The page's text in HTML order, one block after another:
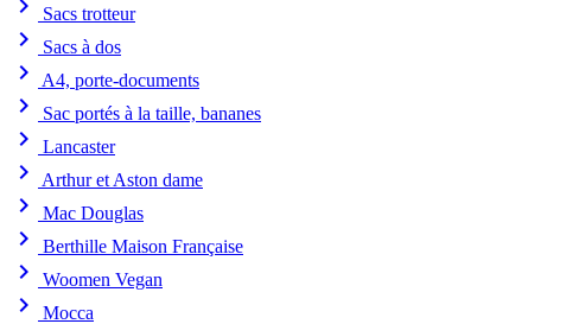
Sacs trotteur
chevron_right Sacs à dos
chevron_right A4, porte-documents
chevron_right Sac portés à la taille, bananes
chevron_right Lancaster
chevron_right Arthur et Aston dame
chevron_right Mac Douglas
chevron_right Berthille Maison Française
chevron_right Woomen Vegan
chevron_right
Mocca